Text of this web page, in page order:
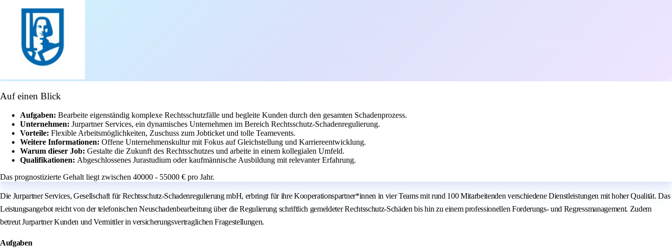
Auf einen Blick
Aufgaben: Bearbeite eigenständig komplexe Rechtsschutzfälle und begleite Kunden durch den gesamten Schadenprozess.
Unternehmen: Jurpartner Services, ein dynamisches Unternehmen im Bereich Rechtsschutz-Schadenregulierung.
Vorteile: Flexible Arbeitsmöglichkeiten, Zuschuss zum Jobticket und tolle Teamevents.
Weitere Informationen: Offene Unternehmenskultur mit Fokus auf Gleichstellung und Karriereentwicklung.
Warum dieser Job: Gestalte die Zukunft des Rechtsschutzes und arbeite in einem kollegialen Umfeld.
Qualifikationen: Abgeschlossenes Jurastudium oder kaufmännische Ausbildung mit relevanter Erfahrung.
Das prognostizierte Gehalt liegt zwischen 40000 - 55000 € pro Jahr.
Die Jurpartner Services, Gesellschaft für Rechtsschutz-Schadenregulierung mbH, erbringt für ihre Kooperationspartner*innen in vier Teams mit rund 100 Mitarbeitenden verschiedene Dienstleistungen mit hoher Qualität. Das
Leistungsangebot reicht von der telefonischen Neuschadenbearbeitung über die Regulierung schriftlich gemeldeter Rechtsschutz-Schäden bis hin zu einem professionellen Forderungs- und Regressmanagement. Zudem
betreut Jurpartner Kunden und Vermittler in versicherungsvertraglichen Fragestellungen.
Aufgaben